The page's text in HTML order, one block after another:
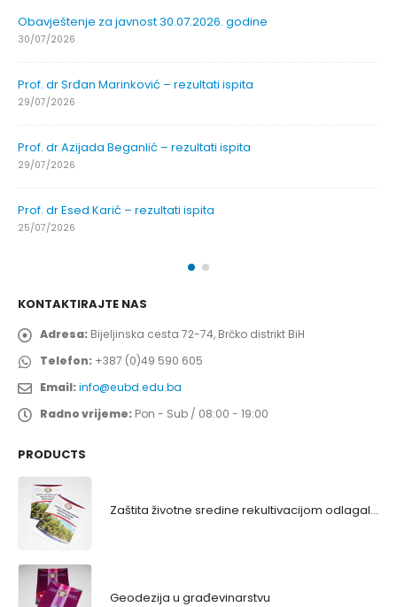
Obavještenje za javnost 30.07.2026. godine
30/07/2026
Prof. dr Srđan Marinković – rezultati ispita
29/07/2026
Prof. dr Azijada Beganlić – rezultati ispita
29/07/2026
Prof. dr Esed Karić – rezultati ispita
25/07/2026
KONTAKTIRAJTE NAS
Adresa: Bijeljinska cesta 72-74, Brčko distrikt BiH
Telefon: +387 (0)49 590 605
Email:info@eubd.edu.ba
Radno vrijeme: Pon - Sub / 08:00 - 19:00
PRODUCTS
Zaštita životne sredine rekultivacijom odlagališta
Geodezija u građevinarstvu